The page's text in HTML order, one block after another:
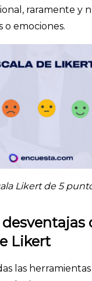
raramente y
o emociones.
Likert de 5
Likert
las